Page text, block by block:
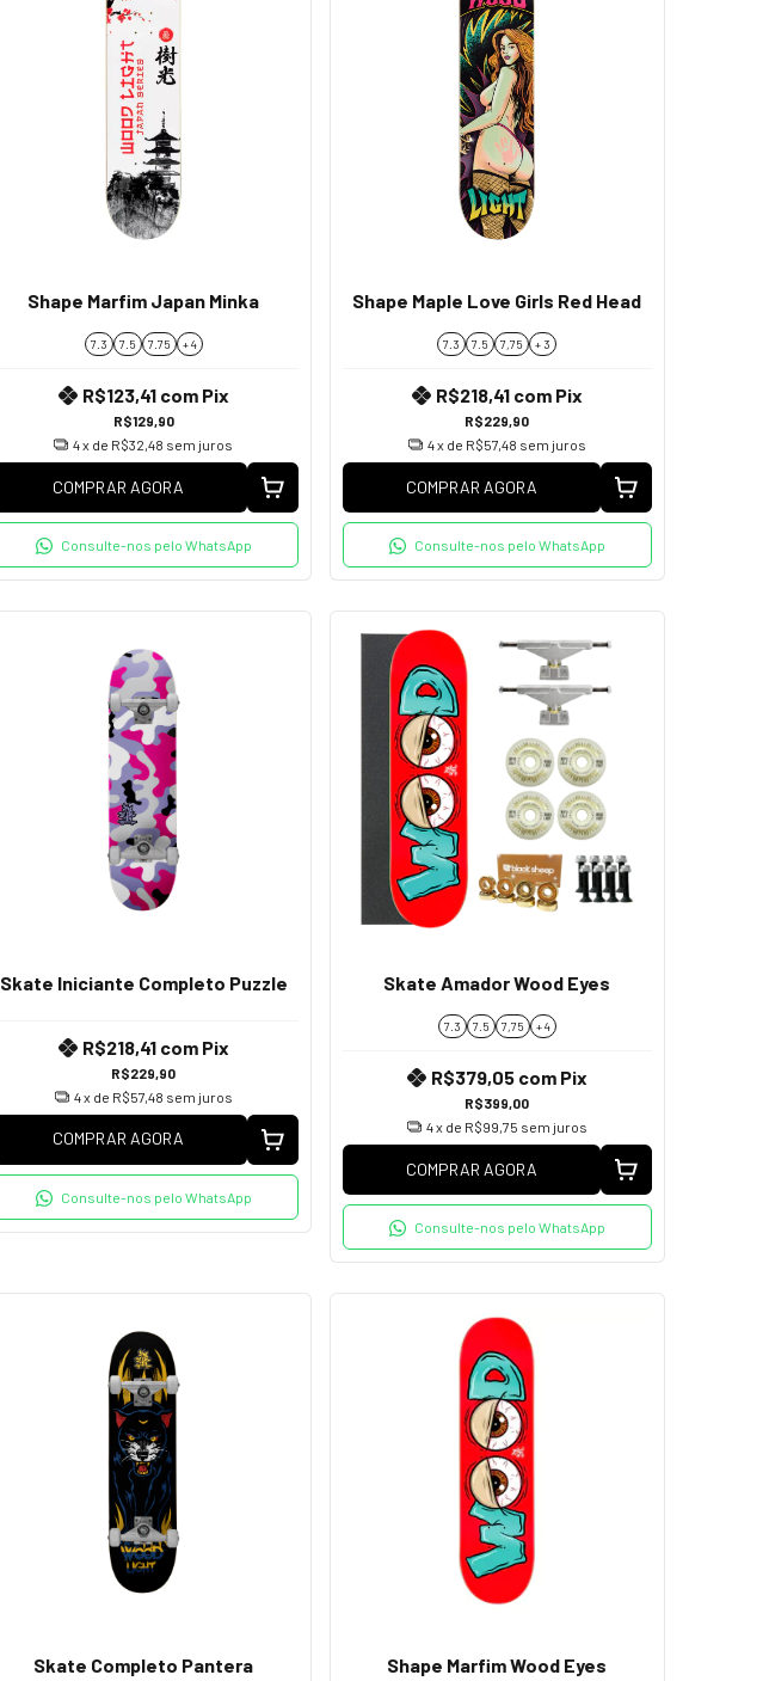
Shape Marfim Japan Minka
7.3 7.5 7.75 + 4
R$129,90
R$123,41 com Pix
4x de R$32,48 sem juros
COMPRAR AGORA
Consulte-nos pelo WhatsApp
Shape Maple Love Girls Red Head
7.3 7.5 7,75 + 3
R$229,90
R$218,41 com Pix
4x de R$57,48 sem juros
COMPRAR AGORA
Consulte-nos pelo WhatsApp
Skate Iniciante Completo Puzzle
R$229,90
R$218,41 com Pix
4x de R$57,48 sem juros
COMPRAR AGORA
Consulte-nos pelo WhatsApp
Skate Amador Wood Eyes
7.3 7.5 7,75 + 4
R$399,00
R$379,05 com Pix
4x de R$99,75 sem juros
COMPRAR AGORA
Consulte-nos pelo WhatsApp
Skate Completo Pantera Shape Marfim Wood Eyes